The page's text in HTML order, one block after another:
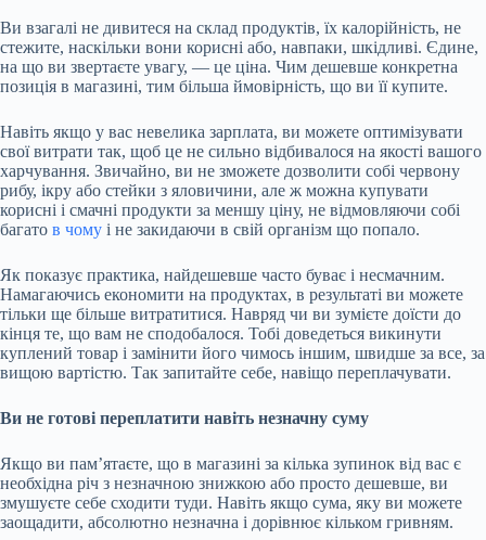
Ви взагалі не дивитеся на склад продуктів, їх калорійність, не
стежите, наскільки вони корисні або, навпаки, шкідливі. Єдине,
на що ви звертаєте увагу, — це ціна. Чим дешевше конкретна
позиція в магазині, тим більша ймовірність, що ви її купите.
Навіть якщо у вас невелика зарплата, ви можете оптимізувати
свої витрати так, щоб це не сильно відбивалося на якості вашого
харчування. Звичайно, ви не зможете дозволити собі червону
рибу, ікру або стейки з яловичини, але ж можна купувати
корисні і смачні продукти за меншу ціну, не відмовляючи собі
багато в чому і не закидаючи в свій організм що попало.
Як показує практика, найдешевше часто буває і несмачним.
Намагаючись економити на продуктах, в результаті ви можете
тільки ще більше витратитися. Навряд чи ви зумієте доїсти до
кінця те, що вам не сподобалося. Тобі доведеться викинути
куплений товар і замінити його чимось іншим, швидше за все, за
вищою вартістю. Так запитайте себе, навіщо переплачувати.
Ви не готові переплатити навіть незначну суму
Якщо ви пам’ятаєте, що в магазині за кілька зупинок від вас є
необхідна річ з незначною знижкою або просто дешевше, ви
змушуєте себе сходити туди. Навіть якщо сума, яку ви можете
заощадити, абсолютно незначна і дорівнює кільком гривням.